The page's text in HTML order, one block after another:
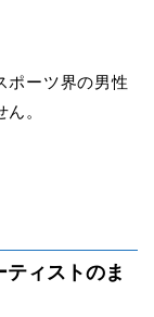
ポーツ界の男性
。
ィストのま